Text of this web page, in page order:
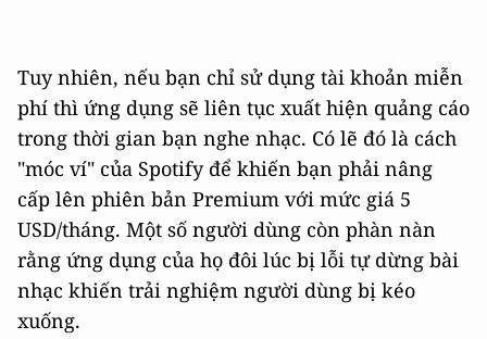
Tuy nhiên, nếu bạn chỉ sử dụng tài khoản miễn
phí thì ứng dụng sẽ liên tục xuất hiện quảng cáo
trong thời gian bạn nghe nhạc. Có lẽ đó là cách
"móc ví" của Spotify để khiến bạn phải nâng
cấp lên phiên bản Premium với mức giá 5
USD/tháng. Một số người dùng còn phàn nàn
rằng ứng dụng của họ đôi lúc bị lỗi tự dừng bài
nhạc khiến trải nghiệm người dùng bị kéo
xuống.